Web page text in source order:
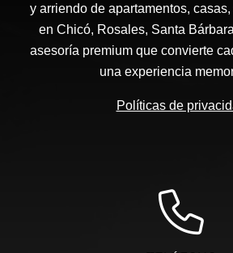
y arriendo de apartamentos,
en Chicó, Rosales, Santa
asesoría premium que convierte
una experiencia
Políticas de